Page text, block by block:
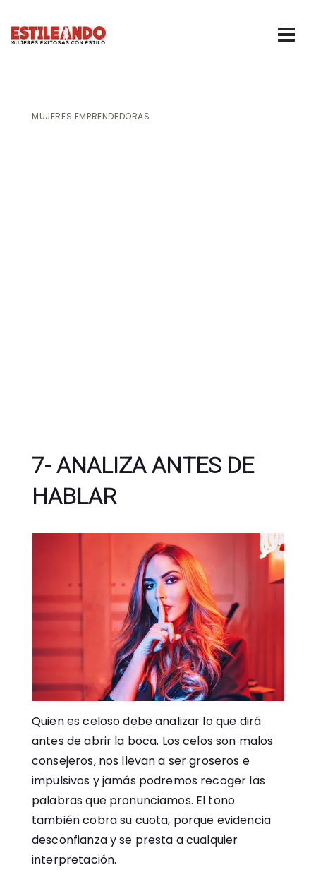
MUJERES EMPRENDEDORAS
7- ANALIZA ANTES DE
HABLAR
Quien es celoso debe analizar lo que dirá
antes de abrir la boca. Los celos son malos
consejeros, nos llevan a ser groseros e
impulsivos y jamás podremos recoger las
palabras que pronunciamos. El tono
también cobra su cuota, porque evidencia
desconfianza y se presta a cualquier
interpretación.